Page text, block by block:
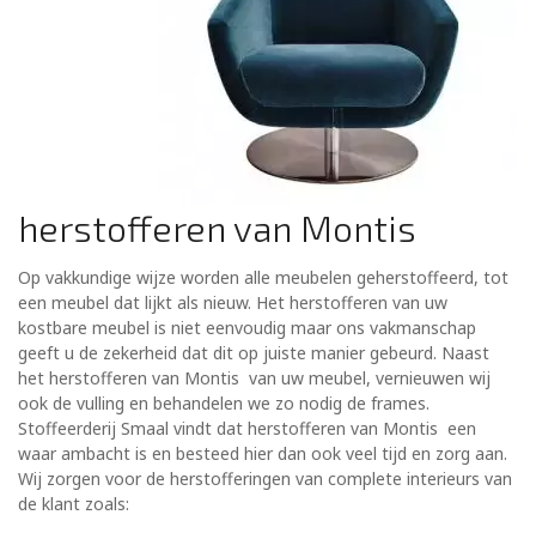
herstofferen van Montis
Op vakkundige wijze worden alle meubelen geherstoffeerd, tot
een meubel dat lijkt als nieuw. Het herstofferen van uw
kostbare meubel is niet eenvoudig maar ons vakmanschap
geeft u de zekerheid dat dit op juiste manier gebeurd. Naast
het herstofferen van Montis van uw meubel, vernieuwen wij
ook de vulling en behandelen we zo nodig de frames.
Stoffeerderij Smaal vindt dat herstofferen van Montis een
waar ambacht is en besteed hier dan ook veel tijd en zorg aan.
Wij zorgen voor de herstofferingen van complete interieurs van
de klant zoals: